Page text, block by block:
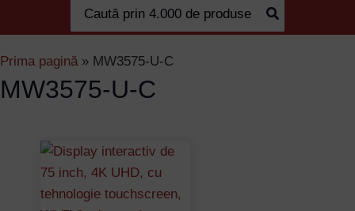
for:
Prima pagină» MW3575-U-C
MW3575-U-C